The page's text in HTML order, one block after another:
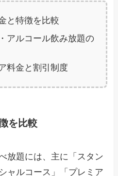
と特徴を比較
アルコール飲み放題の
料金と割引制度
を比較
放題には、主に「スタン
ャルコース」「プレミア